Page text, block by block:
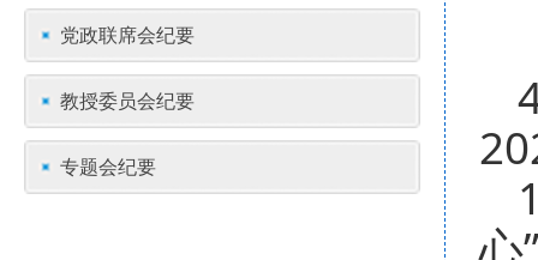
党政联席会纪要
教授委员会纪要
专题会纪要
心